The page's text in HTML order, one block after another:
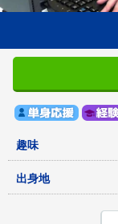
趣味
出身地